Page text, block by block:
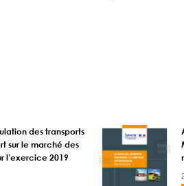
des transports
sur le marché des
l’exercice 2019